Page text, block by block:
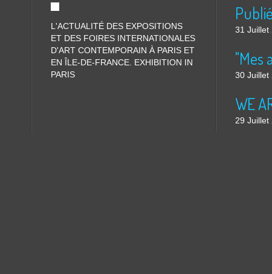
L'ACTUALITÉ DES EXPOSITIONS
ET DES FOIRES INTERNATIONALES
D'ART CONTEMPORAIN À PARIS ET
EN ÎLE-DE-FRANCE. EXHIBITION IN
PARIS
31 Juillet
"Mes
30 Juillet
WE
29 Juillet